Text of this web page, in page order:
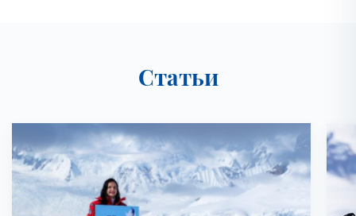
Статьи